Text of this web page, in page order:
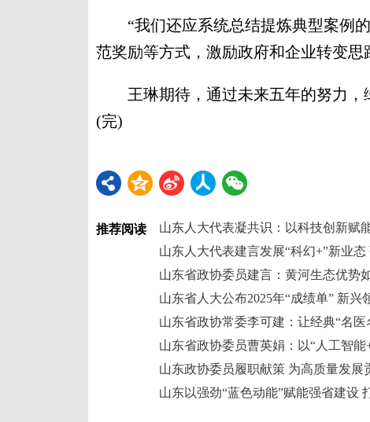
“我们还应系统总结提炼典型案例的
范奖励等方式，激励政府和企业转变思
王琳期待，通过未来五年的努力，
(完)
推荐阅读
山东人大代表凝共识：以科技创新赋
山东政协委员履职献策 为高质量发展